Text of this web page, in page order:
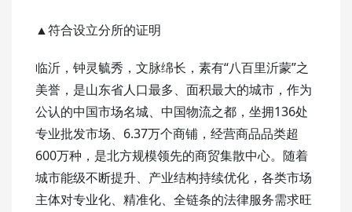
▲符合设立分所的证明
临沂，钟灵毓秀，文脉绵长，素有“八百里沂蒙”之
美誉，是山东省人口最多、面积最大的城市，作为
公认的中国市场名城、中国物流之都，坐拥136处
专业批发市场、6.37万个商铺，经营商品品类超
600万种，是北方规模领先的商贸集散中心。随着
城市能级不断提升、产业结构持续优化，各类市场
主体对专业化、精准化、全链条的法律服务需求旺